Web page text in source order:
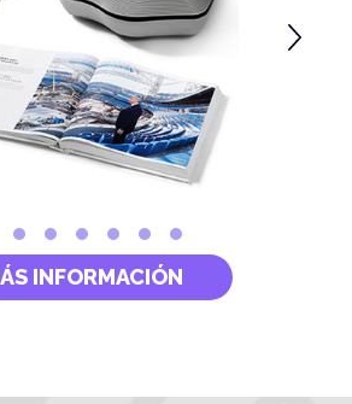
INFORMACIÓN